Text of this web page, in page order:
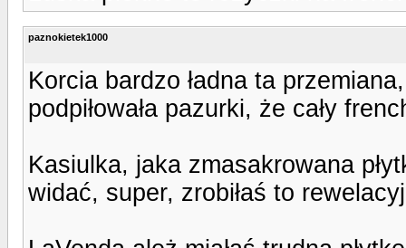
paznokietek1000
Korcia bardzo ładna ta
podpiłowała pazurki, że cały
Kasiulka, jaka zmasakrowana
widać, super, zrobiłaś to